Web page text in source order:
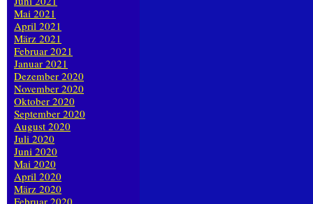
Mai 2021
April 2021
März 2021
Februar 2021
Januar 2021
Dezember 2020
November 2020
Oktober 2020
September 2020
August 2020
Juli 2020
Juni 2020
Mai 2020
April 2020
März 2020
Februar 2020